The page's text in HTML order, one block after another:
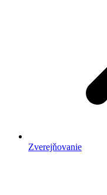
Zverejňovanie